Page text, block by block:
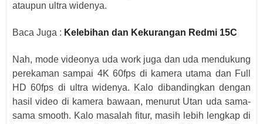
ataupun ultra widenya.
Baca Juga : Kelebihan dan Kekurangan Redmi 15C
Nah, mode videonya uda work juga dan uda mendukung
perekaman sampai 4K 60fps di kamera utama dan Full
HD 60fps di ultra widenya. Kalo dibandingkan dengan
hasil video di kamera bawaan, menurut Utan uda sama-
sama smooth. Kalo masalah fitur, masih lebih lengkap di